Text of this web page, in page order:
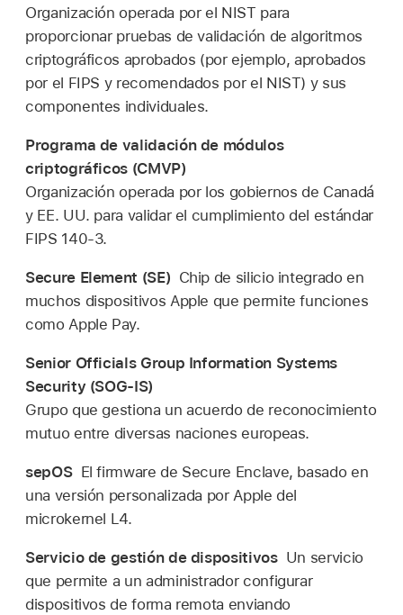
Organización operada por el NIST para
proporcionar pruebas de validación de algoritmos
criptográficos aprobados (por ejemplo, aprobados
por el FIPS y recomendados por el NIST) y sus
componentes individuales.
Programa de validación de módulos
criptográficos (CMVP)
Organización operada por los gobiernos de Canadá
y EE. UU. para validar el cumplimiento del estándar
FIPS 140-3.
Secure Element (SE) Chip de silicio integrado en
muchos dispositivos Apple que permite funciones
comoApple Pay.
Senior Officials Group Information Systems
Security (SOG-IS)
Grupo que gestiona un acuerdo de reconocimiento
mutuo entre diversas naciones europeas.
sepOS El firmware de Secure Enclave, basado en
una versión personalizada por Apple del
microkernel L4.
Servicio de gestión de dispositivos Un servicio
que permite a un administrador configurar
dispositivos de forma remota enviando